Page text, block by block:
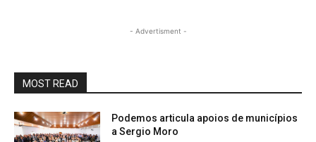
- Advertisment -
MOST READ
Podemos articula apoios de municípios
a Sergio Moro